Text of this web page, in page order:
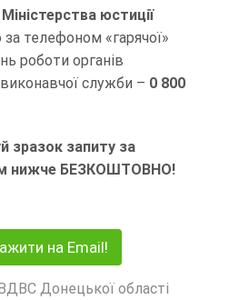
юстиції
за телефоном «гарячої»
роботи органів
служби – 0 800
зразок запиту за
нижче БЕЗКОШТОВНО!
на Email!
ВДВС Донецької областi